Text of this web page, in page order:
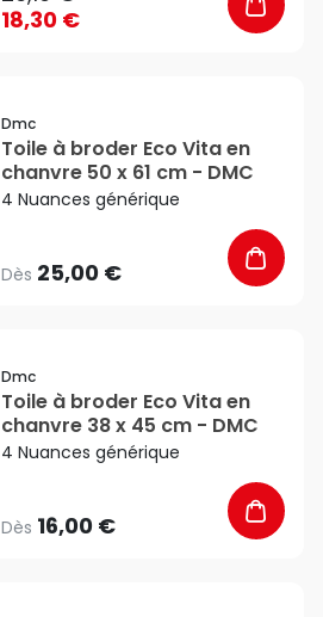
18,30 €
Dmc
Toile à broder Eco Vita en
chanvre 50 x 61 cm - DMC
4 Nuances générique
Dès 25,00 €
Dmc
Toile à broder Eco Vita en
chanvre 38 x 45 cm - DMC
4 Nuances générique
Dès 16,00 €